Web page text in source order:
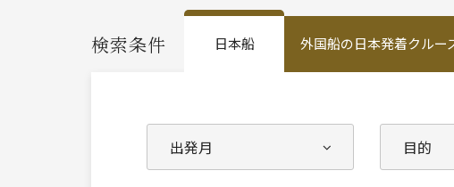
検索条件 日本船 外国船の日本発着クルー